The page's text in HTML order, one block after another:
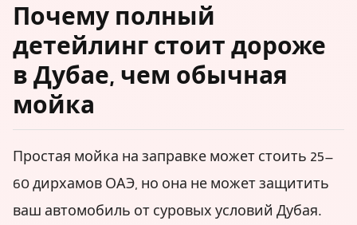
Почему полный
детейлинг стоит дороже
в Дубае, чем обычная
мойка
Простая мойка на заправке может стоить 25–
60 дирхамов ОАЭ, но она не может защитить
ваш автомобиль от суровых условий Дубая.